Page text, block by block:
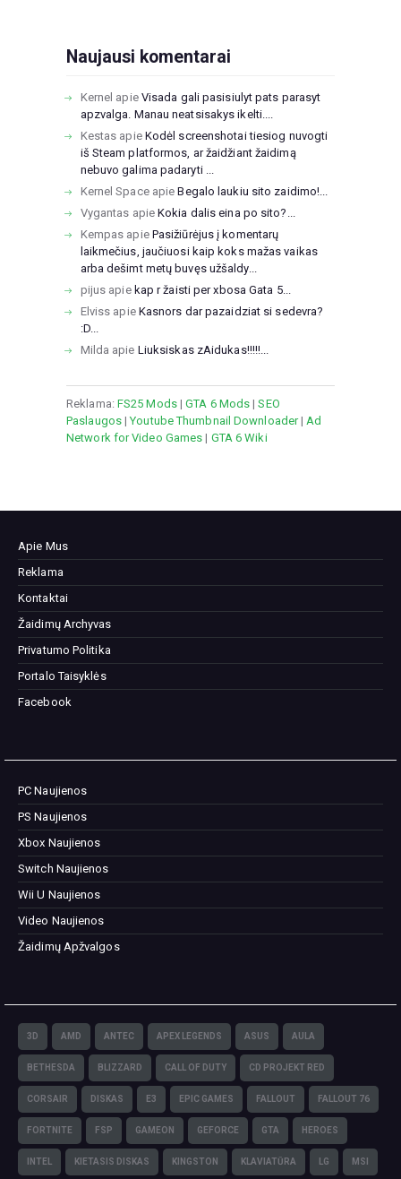
Naujausi komentarai
Kernel apie Visada gali pasisiulyt pats parasyt
apzvalga. Manau neatsisakys ikelti....
Kestas apie Kodėl screenshotai tiesiog nuvogti
iš Steam platformos, ar žaidžiant žaidimą
nebuvo galima padaryti ...
Kernel SpaceapieBegalo laukiu sito zaidimo!...
Vygantas apieKokia dalis eina po sito?...
Kempas apie Pasižiūrėjus į komentarų
laikmečius, jaučiuosi kaip koks mažas vaikas
arba dešimt metų buvęs užšaldy...
pijus apie kap r žaisti per xbosa Gata 5...
Elviss apie Kasnors dar pazaidziat si sedevra?
:D...
Milda apie Liuksiskas zAidukas!!!!!...
Reklama: FS25 Mods|GTA 6 Mods |SEO
Paslaugos|Youtube Thumbnail Downloader|Ad
Network for Video Games | GTA 6 Wiki
Apie Mus
Reklama
Kontaktai
Žaidimų Archyvas
Privatumo Politika
Portalo Taisyklės
Facebook
PC Naujienos
PS Naujienos
Xbox Naujienos
Switch Naujienos
Wii U Naujienos
Video Naujienos
Žaidimų Apžvalgos
3D AMD ANTEC APEX LEGENDS ASUS AULA
BETHESDA BLIZZARD CALL OF DUTY CD PROJEKT RED
CORSAIR DISKAS E3 EPIC GAMES FALLOUT FALLOUT 76
FORTNITE FSP GAMEON GEFORCE GTA HEROES
INTEL KIETASIS DISKAS KINGSTON KLAVIATŪRA LG MSI